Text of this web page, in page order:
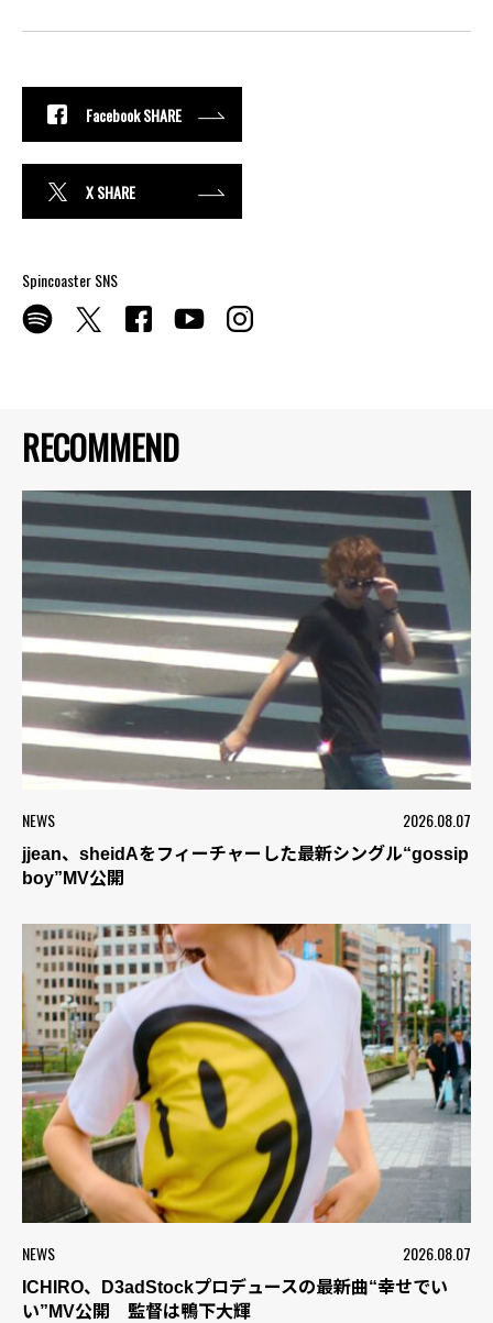
RECOMMEND
NEWS 2026.08.07
jjean、sheidAをフィーチャーした最新シングル“gossip
boy”MV公開
NEWS 2026.08.07
ICHIRO、D3adStockプロデュースの最新曲“幸せでい
い”MV公開 監督は鴨下大輝
Facebook SHARE
X SHARE
Spincoaster SNS